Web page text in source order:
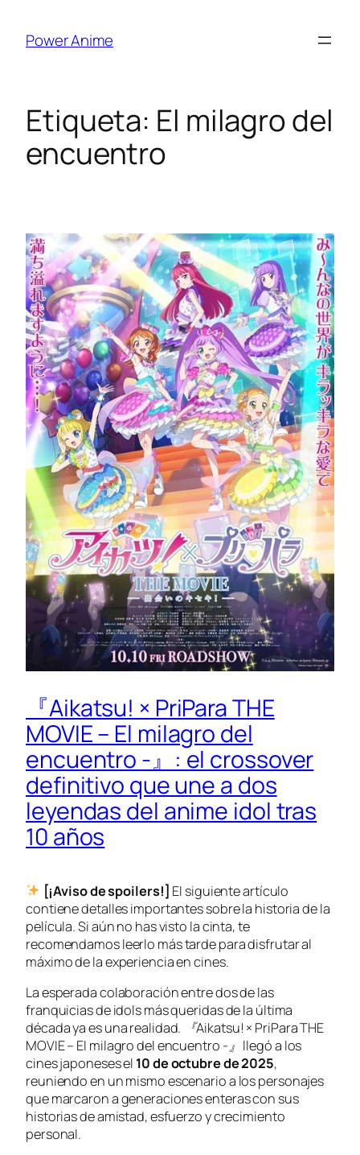
Power Anime
Etiqueta: El milagro del
encuentro
『Aikatsu! × PriPara THE
MOVIE – El milagro del
encuentro -』: el crossover
definitivo que une a dos
leyendas del anime idol tras
10 años
[¡Aviso de spoilers!] El siguiente artículo
contiene detalles importantes sobre la historia de la
película. Si aún no has visto la cinta, te
recomendamos leerlo más tarde para disfrutar al
máximo de la experiencia en cines.
La esperada colaboración entre dos de las
franquicias de idols más queridas de la última
década ya es una realidad.
『Aikatsu! × PriPara THE
MOVIE – El milagro del encuentro -』 llegó a los
cines japoneses el 10 de octubre de 2025,
reuniendo en un mismo escenario a los personajes
que marcaron a generaciones enteras con sus
historias de amistad, esfuerzo y crecimiento
personal.